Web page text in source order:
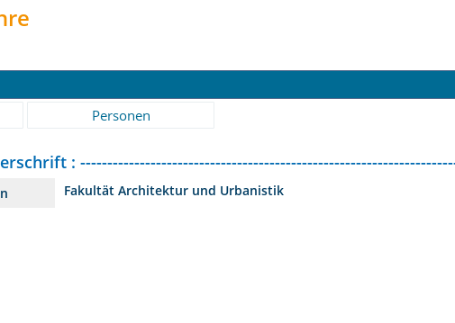
Personen
:
Fakultät Architektur und Urbanistik